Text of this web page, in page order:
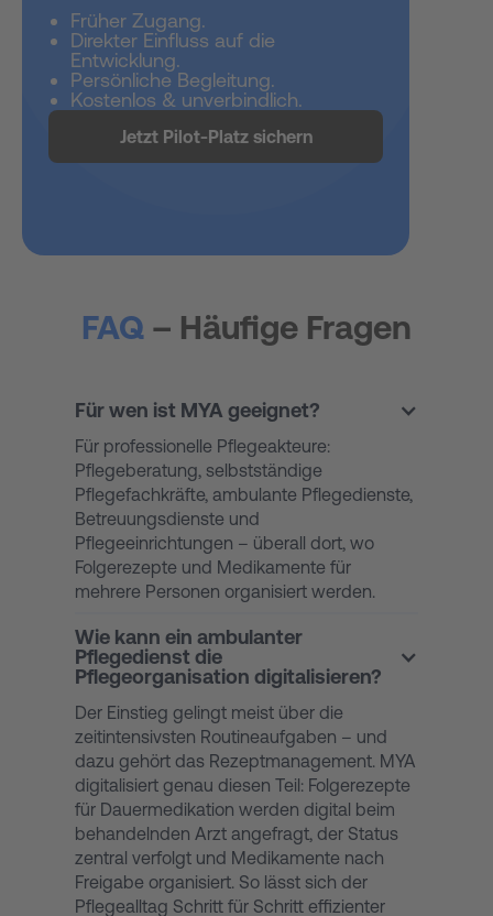
Früher Zugang.
Direkter Einfluss auf die
Entwicklung.
Persönliche Begleitung.
Kostenlos & unverbindlich.
Jetzt Pilot-Platz sichern
FAQ – Häufige Fragen
Für wen ist MYA geeignet?
Für professionelle Pflegeakteure:
Pflegeberatung, selbstständige
Pflegefachkräfte, ambulante Pflegedienste,
Betreuungsdienste und
Pflegeeinrichtungen – überall dort, wo
Folgerezepte und Medikamente für
mehrere Personen organisiert werden.
Wie kann ein ambulanter
Pflegedienst die
Pflegeorganisation digitalisieren?
Der Einstieg gelingt meist über die
zeitintensivsten Routineaufgaben – und
dazu gehört das Rezeptmanagement. MYA
digitalisiert genau diesen Teil: Folgerezepte
für Dauermedikation werden digital beim
behandelnden Arzt angefragt, der Status
zentral verfolgt und Medikamente nach
Freigabe organisiert. So lässt sich der
Pflegealltag Schritt für Schritt effizienter